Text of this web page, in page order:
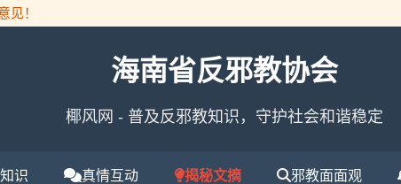
！
海南省反邪教协会
椰风网 - 普及反邪教知识，守护社会和谐稳定
识 真情互动 揭秘文摘 邪教面面观